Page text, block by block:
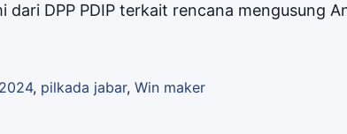
DPP PDIP terkait rencana mengusung
, pilkada jabar, Win maker